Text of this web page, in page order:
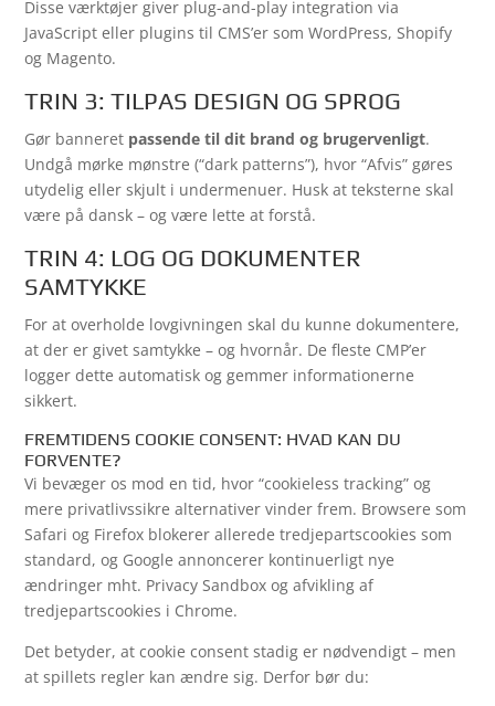
Disse værktøjer giver plug-and-play integration via
JavaScript eller plugins til CMS’er som WordPress, Shopify
og Magento.
TRIN 3: TILPAS DESIGN OG SPROG
Gør banneret passende til dit brand og brugervenligt.
Undgå mørke mønstre (“dark patterns”), hvor “Afvis” gøres
utydelig eller skjult i undermenuer. Husk at teksterne skal
være på dansk – og være lette at forstå.
TRIN 4: LOG OG DOKUMENTER
SAMTYKKE
For at overholde lovgivningen skal du kunne dokumentere,
at der er givet samtykke – og hvornår. De fleste CMP’er
logger dette automatisk og gemmer informationerne
sikkert.
FREMTIDENS COOKIE CONSENT: HVAD KAN DU
FORVENTE?
Vi bevæger os mod en tid, hvor “cookieless tracking” og
mere privatlivssikre alternativer vinder frem. Browsere som
Safari og Firefox blokerer allerede tredjepartscookies som
standard, og Google annoncerer kontinuerligt nye
ændringer mht. Privacy Sandbox og afvikling af
tredjepartscookies i Chrome.
Det betyder, at cookie consent stadig er nødvendigt – men
at spillets regler kan ændre sig. Derfor bør du: